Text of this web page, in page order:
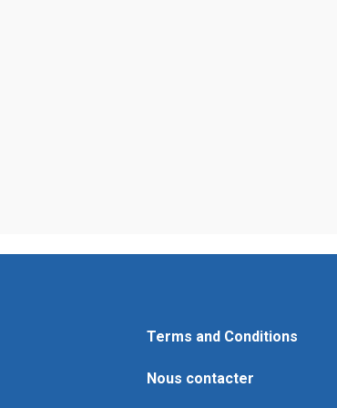
Terms and Conditions
Nous contacter